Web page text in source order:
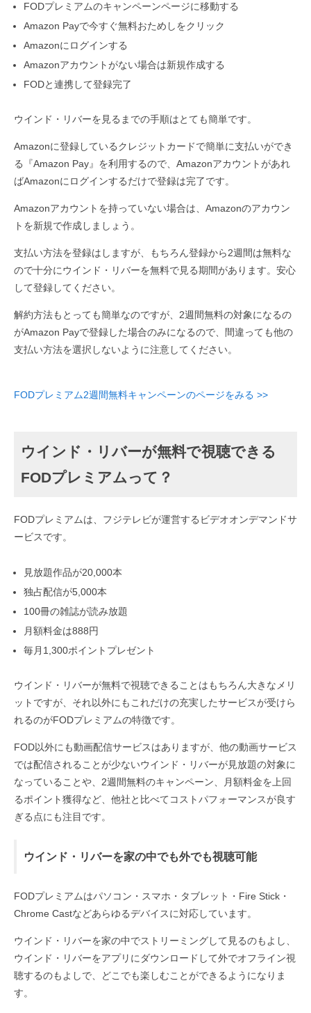
FODプレミアムのキャンペーンページに移動する
Amazon Payで今すぐ無料おためしをクリック
Amazonにログインする
Amazonアカウントがない場合は新規作成する
FODと連携して登録完了
ウインド・リバーを見るまでの手順はとても簡単です。
Amazonに登録しているクレジットカードで簡単に支払いができ
る『Amazon Pay』を利用するので、Amazonアカウントがあれ
ばAmazonにログインするだけで登録は完了です。
Amazonアカウントを持っていない場合は、Amazonのアカウン
トを新規で作成しましょう。
支払い方法を登録はしますが、もちろん登録から2週間は無料な
ので十分にウインド・リバーを無料で見る期間があります。安心
して登録してください。
解約方法もとっても簡単なのですが、2週間無料の対象になるの
がAmazon Payで登録した場合のみになるので、間違っても他の
支払い方法を選択しないように注意してください。
FODプレミアム2週間無料キャンペーンのページをみる >>
ウインド・リバーが無料で視聴できる
FODプレミアムって？
FODプレミアムは、フジテレビが運営するビデオオンデマンドサ
ービスです。
見放題作品が20,000本
独占配信が5,000本
100冊の雑誌が読み放題
月額料金は888円
毎月1,300ポイントプレゼント
ウインド・リバーが無料で視聴できることはもちろん大きなメリ
ットですが、それ以外にもこれだけの充実したサービスが受けら
れるのがFODプレミアムの特徴です。
FOD以外にも動画配信サービスはありますが、他の動画サービス
では配信されることが少ないウインド・リバーが見放題の対象に
なっていることや、2週間無料のキャンペーン、月額料金を上回
るポイント獲得など、他社と比べてコストパフォーマンスが良す
ぎる点にも注目です。
ウインド・リバーを家の中でも外でも視聴可能
FODプレミアムはパソコン・スマホ・タブレット・Fire Stick・
Chrome Castなどあらゆるデバイスに対応しています。
ウインド・リバーを家の中でストリーミングして見るのもよし、
ウインド・リバーをアプリにダウンロードして外でオフライン視
聴するのもよしで、どこでも楽しむことができるようになりま
す。